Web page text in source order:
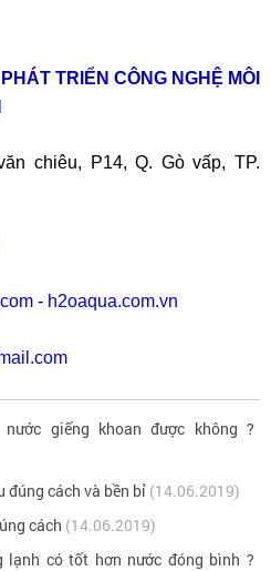
TRIỂN CÔNG NGHỆ MÔI
chiêu, P14, Q. Gò vấp, TP.
- h2oaqua.com.vn
giếng khoan được không ?
đúng cách và bền bỉ (14.06.2019)
cách (14.06.2019)
lạnh có tốt hơn nước đóng bình ?